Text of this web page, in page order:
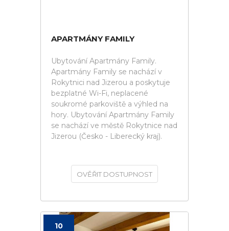
APARTMÁNY FAMILY
Ubytování Apartmány Family.
Apartmány Family se nachází v
Rokytnici nad Jizerou a poskytuje
bezplatné Wi-Fi, neplacené
soukromé parkoviště a výhled na
hory. Ubytování Apartmány Family
se nachází ve městě Rokytnice nad
Jizerou (Česko - Liberecký kraj).
OVĚŘIT DOSTUPNOST
10